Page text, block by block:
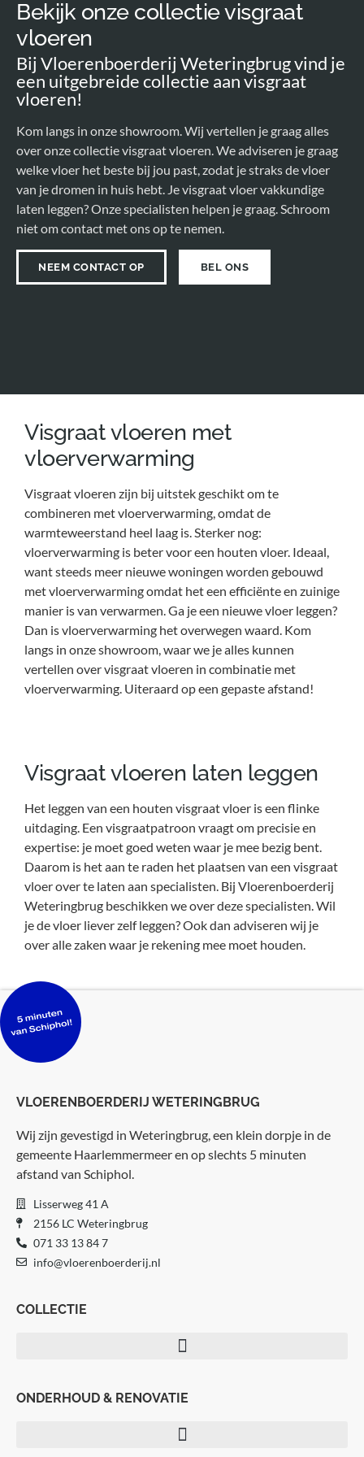
Bekijk onze collectie visgraat
vloeren
Bij Vloerenboerderij Weteringbrug vind je
een uitgebreide collectie aan visgraat
vloeren!
Kom langs in onze showroom. Wij vertellen je graag alles
over onze collectie visgraat vloeren. We adviseren je graag
welke vloer het beste bij jou past, zodat je straks de vloer
van je dromen in huis hebt. Je visgraat vloer vakkundige
laten leggen? Onze specialisten helpen je graag. Schroom
niet om contact met ons op te nemen.
NEEM CONTACT OP BEL ONS
Visgraat vloeren met
vloerverwarming
Visgraat vloeren zijn bij uitstek geschikt om te
combineren met vloerverwarming, omdat de
warmteweerstand heel laag is. Sterker nog:
vloerverwarming is beter voor een houten vloer. Ideaal,
want steeds meer nieuwe woningen worden gebouwd
met vloerverwarming omdat het een efficiënte en zuinige
manier is van verwarmen. Ga je een nieuwe vloer leggen?
Dan is vloerverwarming het overwegen waard. Kom
langs in onze showroom, waar we je alles kunnen
vertellen over visgraat vloeren in combinatie met
vloerverwarming. Uiteraard op een gepaste afstand!
Visgraat vloeren laten leggen
Het leggen van een houten visgraat vloer is een flinke
uitdaging. Een visgraatpatroon vraagt om precisie en
expertise: je moet goed weten waar je mee bezig bent.
Daarom is het aan te raden het plaatsen van een visgraat
vloer over te laten aan specialisten. Bij Vloerenboerderij
Weteringbrug beschikken we over deze specialisten. Wil
je de vloer liever zelf leggen? Ook dan adviseren wij je
over alle zaken waar je rekening mee moet houden.
VLOERENBOERDERIJ WETERINGBRUG
Wij zijn gevestigd in Weteringbrug, een klein dorpje in de
gemeente Haarlemmermeer en op slechts 5 minuten
afstand van Schiphol.
Lisserweg 41 A
2156 LC Weteringbrug
071 33 13 84 7
info@vloerenboerderij.nl
COLLECTIE
Andere patroonvloeren
ONDERHOUD & RENOVATIE